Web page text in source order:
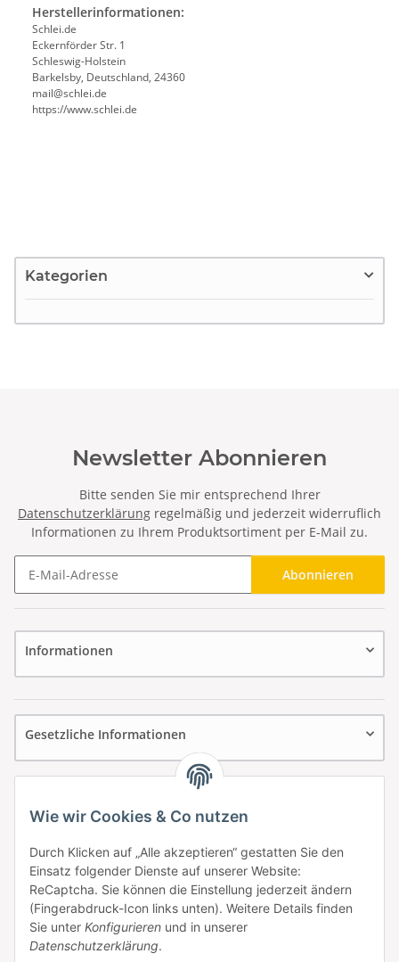
Wie wir Cookies & Co nutzen
Durch Klicken auf „Alle akzeptieren“ gestatten Sie den
Einsatz folgender Dienste auf unserer Website:
ReCaptcha. Sie können die Einstellung jederzeit ändern
(Fingerabdruck-Icon links unten). Weitere Details finden
Sie unter Konfigurieren und in unserer
Datenschutzerklärung.
Herstellerinformationen:
Schlei.de
Eckernförder Str. 1
Schleswig-Holstein
Barkelsby, Deutschland, 24360
mail@schlei.de
https://www.schlei.de
Kategorien
Newsletter Abonnieren
Bitte senden Sie mir entsprechend Ihrer
Datenschutzerklärung regelmäßig und jederzeit widerruflich
Informationen zu Ihrem Produktsortiment per E-Mail zu.
Abonnieren
Informationen
Gesetzliche Informationen